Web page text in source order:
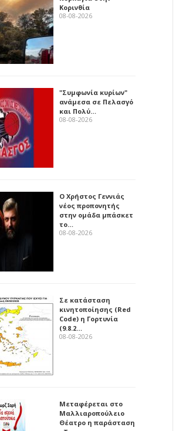
Κορινθία
08-08-2026
"Συμφωνία κυρίων"
ανάμεσα σε Πελασγό
και Πολύ…
08-08-2026
Ο Χρήστος Γεννιάς
νέος προπονητής
στην ομάδα μπάσκετ
το…
08-08-2026
Σε κατάσταση
κινητοποίησης (Red
Code) η Γορτυνία
(9.8.2…
08-08-2026
Μεταφέρεται στο
Μαλλιαροπούλειο
Θέατρο η παράσταση